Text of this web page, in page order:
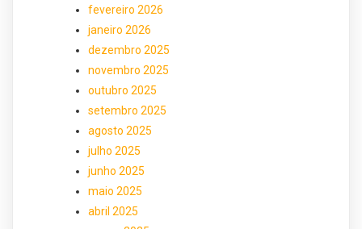
fevereiro 2026
janeiro 2026
dezembro 2025
novembro 2025
outubro 2025
setembro 2025
agosto 2025
julho 2025
junho 2025
maio 2025
abril 2025